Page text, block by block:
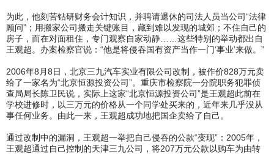
为此，他刻苦钻研财务会计知识，并聘请退休的司法人员当公司“法律
顾问”；用搬家公司搬走关键账目，藏到难以发现的城郊；不住自己的
房子，而在对面租住，专门观察自家动静……这些特别的举动都出自
王观超。办案检察官说：“他是将侵吞国有资产当作一门‘事业’来做。”
2006年8月8日，北京三九汽车实业有限公司改制，被作价828万元卖
给了一家名为“北京恒源投资公司”。重庆市检察院一分院职务犯罪侦
查局局长陈卫民说，实际上这家“北京恒源投资公司”是王观超此前在
学校进修时，以三万元的价格从一个同学处买来的，近年来几乎没从
事任何业务。由此一来，王观超成功地把国企卖给了自己。
通过改制中的漏洞，王观超一举把自己侵吞的公款“变现”：2005年，
王观超通过自己控制的天津三九公司，将207万元公款以购车为由转